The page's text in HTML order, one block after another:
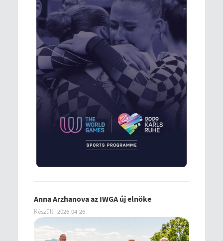
Anna Arzhanova az IWGA új elnöke
Készült 2026-04-26